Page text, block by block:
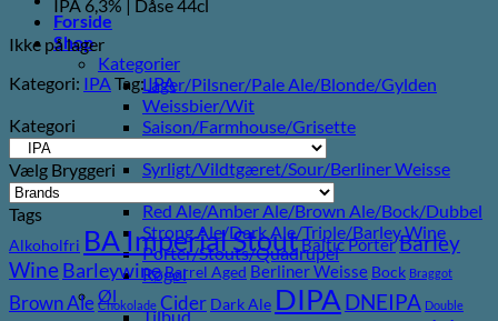
Forside
Shop
Kategorier
Lager/Pilsner/Pale Ale/Blonde/Gylden
Weissbier/Wit
Saison/Farmhouse/Grisette
Syrligt/Vildtgæret/Sour/Berliner Weisse
Mjød/Melomel/Braggot
Red Ale/Amber Ale/Brown Ale/Bock/Dubbel
Strong Ale/Dark Ale/Triple/Barley Wine
Porter/Stouts/Quadrupel
Røgøl
Øl
Tilbud
IPA 6,3% | Dåse 44cl
Ikke på lager
Kategori: IPA Tag:IPA
Kategori
Vælg Bryggeri
Tags
Alkoholfri BA Imperial StoutBaltic PorterBarley
Wine BarleywineBarrel Aged Berliner Weisse Bock Braggot
Brown Ale Chokolade Cider Dark Ale DIPA DNEIPA Double